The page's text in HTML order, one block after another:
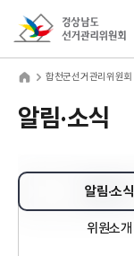
합천군선거관리위원회
알림·소식
알림·소식
위원소개